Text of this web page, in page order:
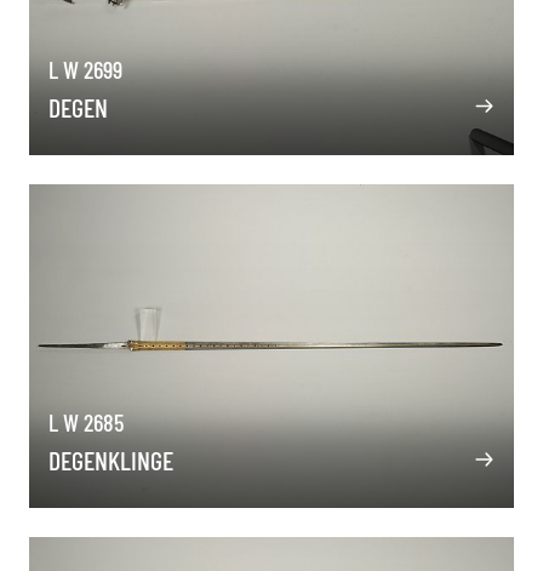
L W 2699
DEGEN
L W 2685
DEGENKLINGE